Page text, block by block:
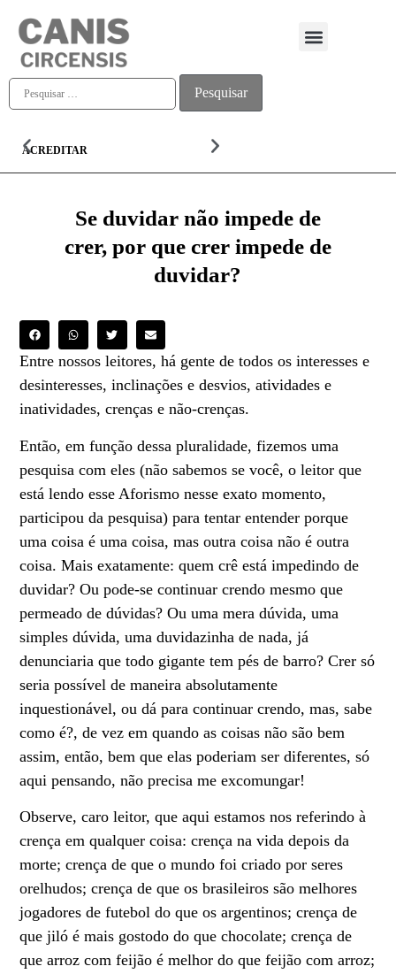
ACREDITAR
Se duvidar não impede de
crer, por que crer impede de
duvidar?
Entre nossos leitores, há gente de todos os interesses e
desinteresses, inclinações e desvios, atividades e
inatividades, crenças e não-crenças.
Então, em função dessa pluralidade, fizemos uma
pesquisa com eles (não sabemos se você, o leitor que
está lendo esse Aforismo nesse exato momento,
participou da pesquisa) para tentar entender porque
uma coisa é uma coisa, mas outra coisa não é outra
coisa. Mais exatamente: quem crê está impedindo de
duvidar? Ou pode-se continuar crendo mesmo que
permeado de dúvidas? Ou uma mera dúvida, uma
simples dúvida, uma duvidazinha de nada, já
denunciaria que todo gigante tem pés de barro? Crer só
seria possível de maneira absolutamente
inquestionável, ou dá para continuar crendo, mas, sabe
como é?, de vez em quando as coisas não são bem
assim, então, bem que elas poderiam ser diferentes, só
aqui pensando, não precisa me excomungar!
Observe, caro leitor, que aqui estamos nos referindo à
crença em qualquer coisa: crença na vida depois da
morte; crença de que o mundo foi criado por seres
orelhudos; crença de que os brasileiros são melhores
jogadores de futebol do que os argentinos; crença de
que jiló é mais gostodo do que chocolate; crença de
que arroz com feijão é melhor do que feijão com arroz;